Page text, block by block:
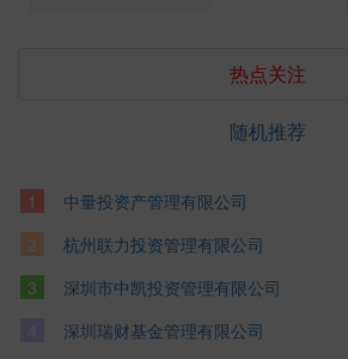
热点关注
随机推荐
中量投资产管理有限公司
杭州联力投资管理有限公司
深圳市中凯投资管理有限公司
深圳瑞财基金管理有限公司